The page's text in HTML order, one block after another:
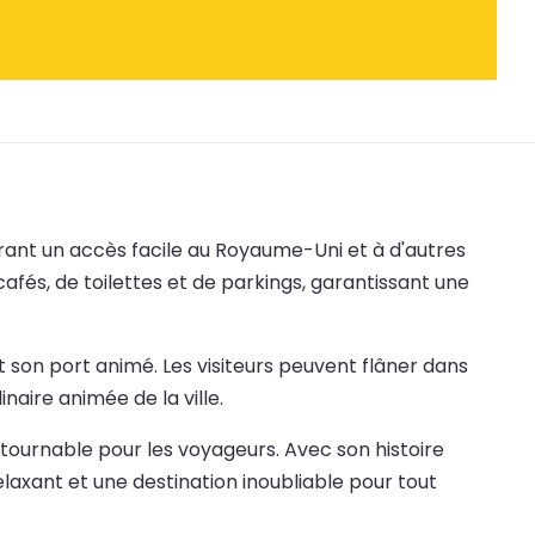
un accès facile au Royaume-Uni et à d'autres
de toilettes et de parkings, garantissant une
port animé. Les visiteurs peuvent flâner dans
animée de la ville.
pour les voyageurs. Avec son histoire
et une destination inoubliable pour tout